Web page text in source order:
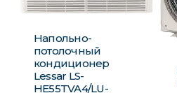
Напольно-
потолочный
кондиционер
Lessar LS-
HE55TVA4/LU-